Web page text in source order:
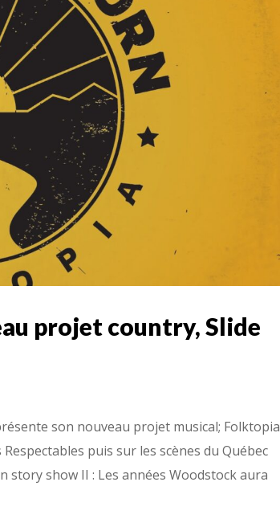
projet country, Slide
son nouveau projet musical; Folktopia
puis sur les scènes du Québec
show II : Les années Woodstock aura